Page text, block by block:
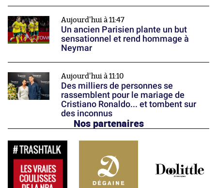
Aujourd'hui à 11:47
Un ancien Parisien plante un but
sensationnel et rend hommage à
Neymar
Aujourd'hui à 11:10
Des milliers de personnes se
rassemblent pour le mariage de
Cristiano Ronaldo... et tombent sur
des inconnus
Nos partenaires